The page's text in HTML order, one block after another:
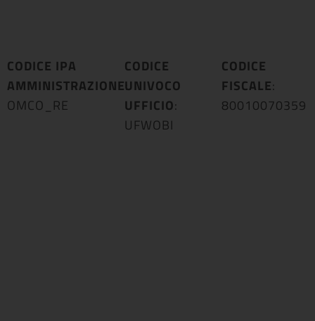
CODICE IPA
AMMINISTRAZIONE:
OMCO_RE
CODICE
UNIVOCO
UFFICIO:
UFWOBI
CODICE
FISCALE:
80010070359